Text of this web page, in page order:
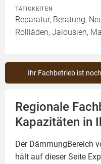
TÄTIGKEITEN
Reparatur, Beratung,
Rollläden, Jalousien,
Ihr Fachbetrieb ist
Regionale
Kapazitäten in
Der DämmungBereich
hält auf dieser Seite